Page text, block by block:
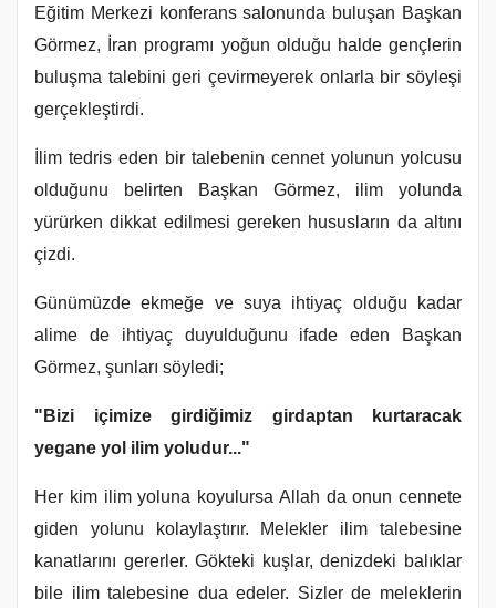
Eğitim Merkezi konferans salonunda buluşan Başkan
Görmez, İran programı yoğun olduğu halde gençlerin
buluşma talebini geri çevirmeyerek onlarla bir söyleşi
gerçekleştirdi.
İlim tedris eden bir talebenin cennet yolunun yolcusu
olduğunu belirten Başkan Görmez, ilim yolunda
yürürken dikkat edilmesi gereken hususların da altını
çizdi.
Günümüzde ekmeğe ve suya ihtiyaç olduğu kadar
alime de ihtiyaç duyulduğunu ifade eden Başkan
Görmez, şunları söyledi;
"Bizi içimize girdiğimiz girdaptan kurtaracak
yegane yol ilim yoludur..."
Her kim ilim yoluna koyulursa Allah da onun cennete
giden yolunu kolaylaştırır. Melekler ilim talebesine
kanatlarını gererler. Gökteki kuşlar, denizdeki balıklar
bile ilim talebesine dua edeler. Sizler de meleklerin